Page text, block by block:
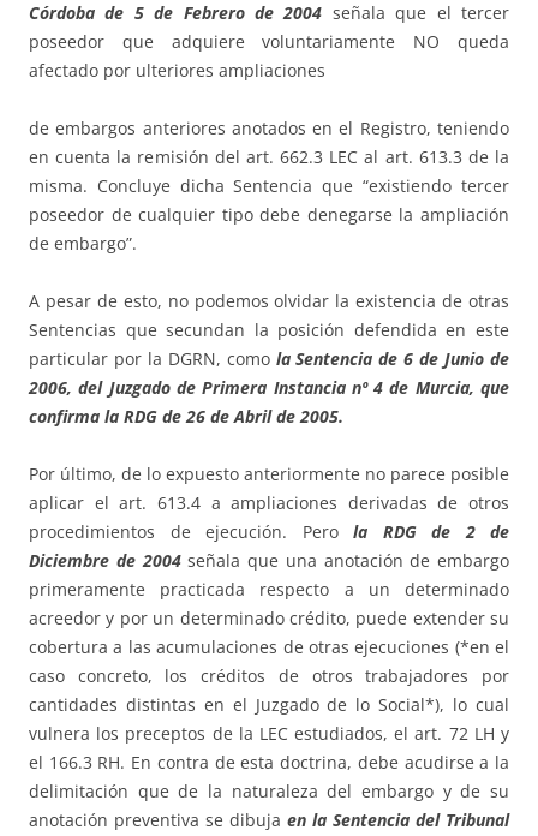
Córdoba de 5 de Febrero de 2004 señala que el tercer
poseedor que adquiere voluntariamente NO queda
afectado por ulteriores ampliaciones
de embargos anteriores anotados en el Registro, teniendo
en cuenta la remisión del art. 662.3 LEC al art. 613.3 de la
misma. Concluye dicha Sentencia que “existiendo tercer
poseedor de cualquier tipo debe denegarse la ampliación
de embargo”.
A pesar de esto, no podemos olvidar la existencia de otras
Sentencias que secundan la posición defendida en este
particular por la DGRN, como la Sentencia de 6 de Junio de
2006, del Juzgado de Primera Instancia nº 4 de Murcia, que
confirma la RDG de 26 de Abril de 2005.
Por último, de lo expuesto anteriormente no parece posible
aplicar el art. 613.4 a ampliaciones derivadas de otros
procedimientos de ejecución. Pero la RDG de 2 de
Diciembre de 2004señala que una anotación de embargo
primeramente practicada respecto a un determinado
acreedor y por un determinado crédito, puede extender su
cobertura a las acumulaciones de otras ejecuciones (*en el
caso concreto, los créditos de otros trabajadores por
cantidades distintas en el Juzgado de lo Social*), lo cual
vulnera los preceptos de la LEC estudiados, el art. 72 LH y
el 166.3 RH. En contra de esta doctrina, debe acudirse a la
delimitación que de la naturaleza del embargo y de su
anotación preventiva se dibuja en la Sentencia del Tribunal